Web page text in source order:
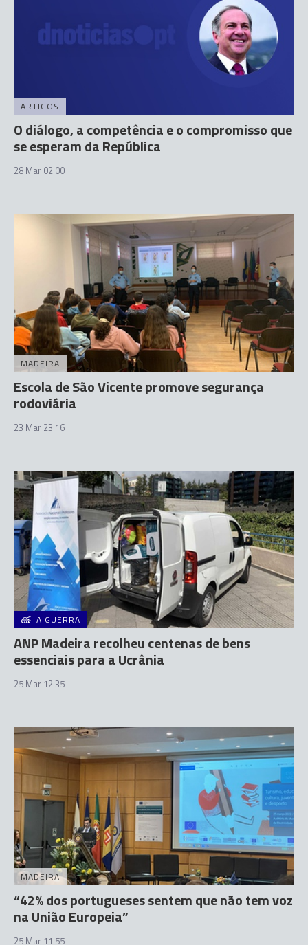
ARTIGOS
O diálogo, a competência e o compromisso que
se esperam da República
28 Mar 02:00
MADEIRA
Escola de São Vicente promove segurança
rodoviária
23 Mar 23:16
A GUERRA
ANP Madeira recolheu centenas de bens
essenciais para a Ucrânia
25 Mar 12:35
MADEIRA
“42% dos portugueses sentem que não tem voz
na União Europeia”
25 Mar 11:55